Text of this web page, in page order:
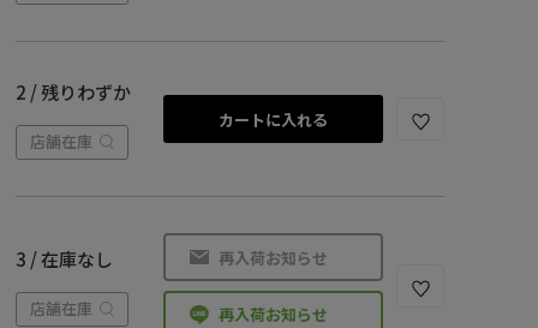
2 / 残りわずか
店舗在庫
カートに入れる
3 / 在庫なし
店舗在庫
再入荷お知らせ
再入荷お知らせ